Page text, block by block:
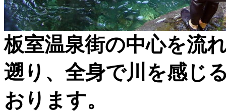
板室温泉街の中心を流
遡り、全身で川を感じ
おります。